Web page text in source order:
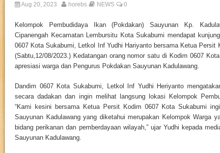
Aug 20, 2023 horebs NEWS 0
Kelompok Pembudidaya Ikan (Pokdakan) Sauyunan Kp.
Cipanengah Kecamatan Lembursitu Kota Sukabumi mendapat
0607 Kota Sukabumi, Letkol Inf Yudhi Hariyanto bersama Ketua Persit
(Sabtu,12/08/2023.) Kedatangan orang nomor satu di Kodim 0607
apresiasi warga dan Pengurus Pokdakan Sauyunan Kadulawang.
Dandim 0607 Kota Sukabumi, Letkol Inf Yudhi Heriyanto
secara dadakan dan ingin melihat langsung lokasi Kelompok
“Kami kesini bersama Ketua Persit Kodim 0607 Kota Sukabumi
Sauyunan Kadulawang yang diketahui merupakan Kelompok Warga
bidang perikanan dan pemberdayaan wilayah,” ujar Yudhi kepada
Sauyunan Kadulawang.